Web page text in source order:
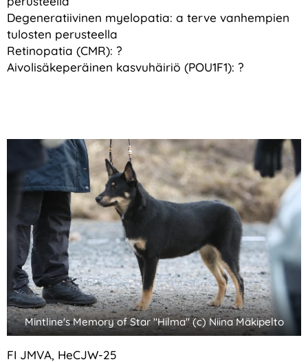
Degeneratiivinen myelopatia: a terve vanhempien
tulosten perusteella
Retinopatia (CMR): ?
Aivolisäkeperäinen kasvuhäiriö (POU1F1): ?
Mintline's Memory of Star "Hilma" (c) Niina Mäkipelto
FI JMVA, HeCJW-25